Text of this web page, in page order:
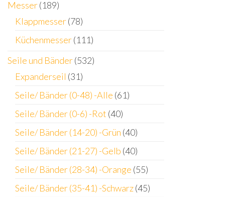
Messer(189)
Klappmesser(78)
Küchenmesser(111)
Seile und Bänder(532)
Expanderseil (31)
Seile/ Bänder (0-48) -Alle (61)
Seile/ Bänder (0-6) -Rot (40)
Seile/ Bänder (14-20) -Grün (40)
Seile/ Bänder (21-27) -Gelb (40)
Seile/ Bänder (28-34) -Orange (55)
Seile/ Bänder (35-41) -Schwarz(45)